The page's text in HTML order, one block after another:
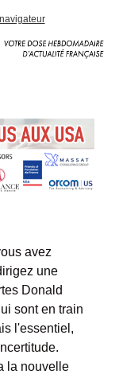
avez
une
Donald
sont en train
l'essentiel,
la nouvelle